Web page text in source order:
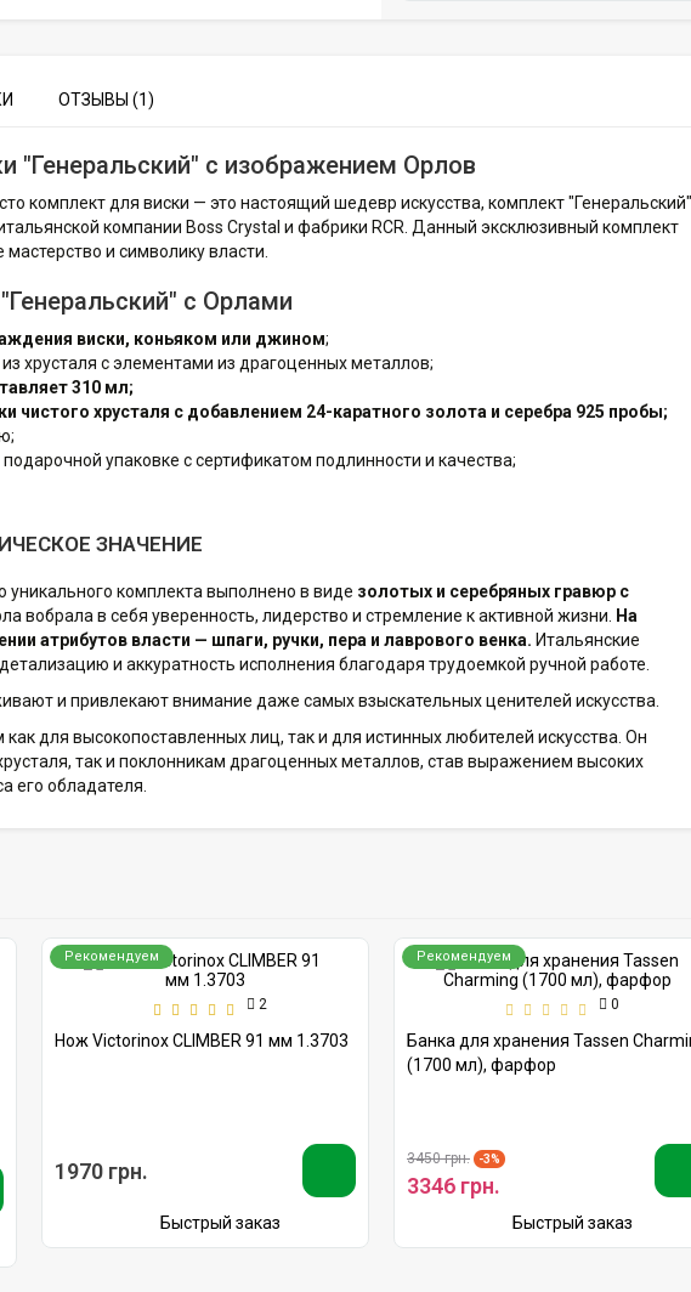
ОТЗЫВЫ (1)
"Генеральский" с изображением Орлов
комплект для виски — это настоящий шедевр искусства, комплект "Генеральский"
компании Boss Crystal и фабрики RCR. Данный эксклюзивный комплект
и символику власти.
с Орлами
виски, коньяком или джином;
хрусталя с элементами из драгоценных металлов;
310 мл;
чистого хрусталя с добавлением 24-каратного золота и серебра 925 пробы;
упаковке с сертификатом подлинности и качества;
ЗНАЧЕНИЕ
уникального комплекта выполнено в виде золотых и серебряных гравюр с
вобрала в себя уверенность, лидерство и стремление к активной жизни. На
атрибутов власти — шпаги, ручки, пера и лаврового венка. Итальянские
и аккуратность исполнения благодаря трудоемкой ручной работе.
и привлекают внимание даже самых взыскательных ценителей искусства.
для высокопоставленных лиц, так и для истинных любителей искусства. Он
так и поклонникам драгоценных металлов, став выражением высоких
его обладателя.
Рекомендуем
2
Нож Victorinox CLIMBER 91 мм 1.3703
1970 грн.
Быстрый заказ
Рекомендуем
0
Банка для хранения Tassen
(1700 мл), фарфор
3450 грн. -3%
3346 грн.
Быстрый заказ